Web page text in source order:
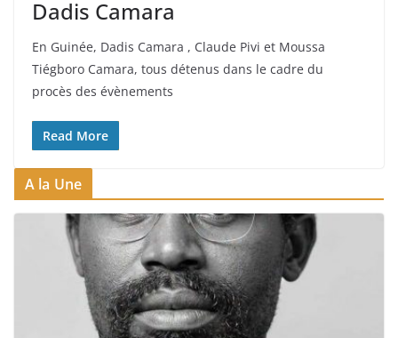
Dadis Camara
En Guinée, Dadis Camara , Claude Pivi et Moussa
Tiégboro Camara, tous détenus dans le cadre du
procès des évènements
Read More
A la Une